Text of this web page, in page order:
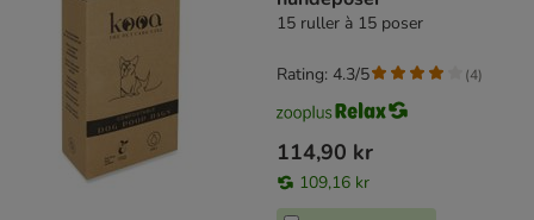
15 ruller à 15 poser
114,90 kr
109,16 kr
Rating: 4.3/5 (4)